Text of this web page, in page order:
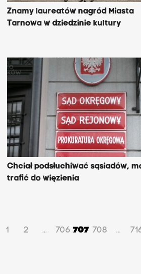
Znamy laureatów nagród Miasta
Tarnowa w dziedzinie kultury
Chciał podsłuchiwać sąsiadów,
trafić do więzienia
1 2 ... 706 707 708 ...